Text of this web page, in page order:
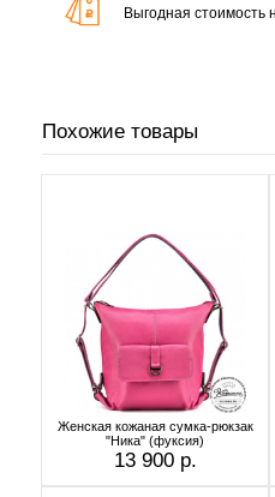
Выгодная стоимость
Похожие товары
Женская кожаная сумка-рюкзак
"Ника" (фуксия)
13 900 р.